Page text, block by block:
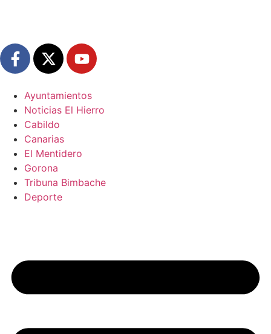
Ayuntamientos
Noticias El Hierro
Cabildo
Canarias
El Mentidero
Gorona
Tribuna Bimbache
Deporte